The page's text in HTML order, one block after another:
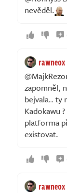
nevěděl.
rawneox
zapomněl,
bejvala.. ty
Kadokawu
platforma
existovat.
rawneox